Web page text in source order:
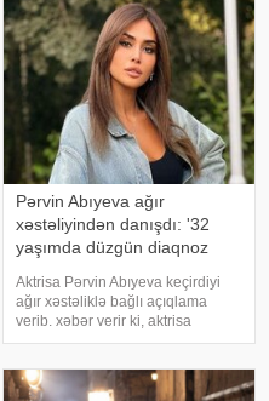
Pərvin Abıyeva ağır
xəstəliyindən danışdı: '32
yaşımda düzgün diaqnoz
Aktrisa Pərvin Abıyeva keçirdiyi
ağır xəstəliklə bağlı açıqlama
verib. xəbər verir ki, aktrisa
axlorhidriya xəstəliyindən əziyyət
diaqnoz qoyula bilmədiyini